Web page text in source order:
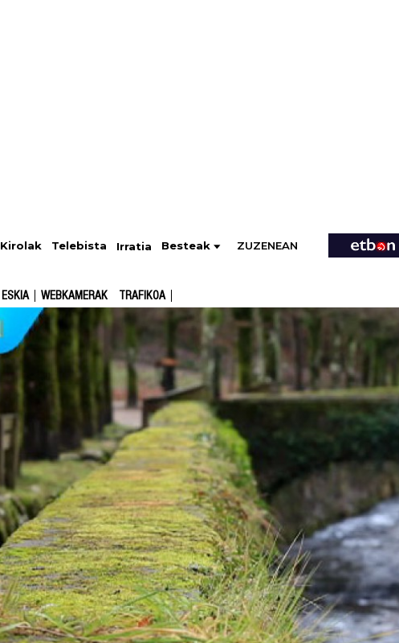
Kirolak Telebista Irratia Besteak ZUZENEAN
ESKIA WEBKAMERAK TRAFIKOA